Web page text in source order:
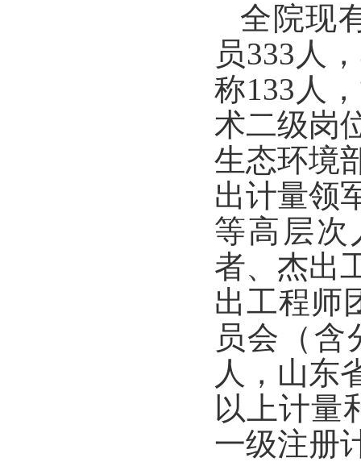
全院现
员333人
称133人
术二级岗
生态环境
出计量领
等高层次
者、杰出
出工程师
员会（含
人，山东
以上计量
一级注册